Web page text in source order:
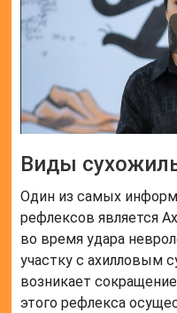
Виды
Один из самых
рефлексов является
во время удара
участку с ахилловым
возникает
этого рефлекса